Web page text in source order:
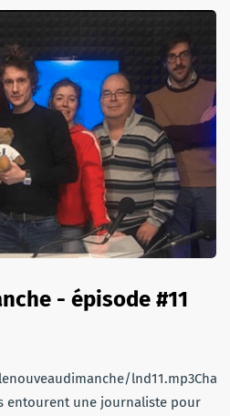
- épisode #11
entourent une journaliste pour